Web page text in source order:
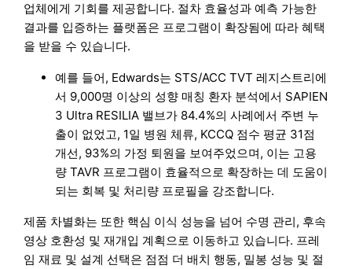
업체에게 기회를 제공합니다. 절차 효율성과 예측 가능한
결과를 입증하는 플랫폼은 프로그램이 확장됨에 따라 혜택
을 받을 수 있습니다.
예를 들어, Edwards는 STS/ACC TVT 레지스트리에
서 9,000명 이상의 성향 매칭 환자 분석에서 SAPIEN
3 Ultra RESILIA 밸브가 84.4%의 사례에서 주변 누
출이 없었고, 1일 병원 체류, KCCQ 점수 평균 31점
개선, 93%의 가정 퇴원을 보여주었으며, 이는 고용
량 TAVR 프로그램이 효율적으로 확장하는 데 도움이
되는 회복 및 처리량 프로필을 강조합니다.
제품 차별화는 또한 핵심 이식 성능을 넘어 수명 관리, 후속
영상 호환성 및 재개입 계획으로 이동하고 있습니다. 프레
임 재료 및 설계 선택은 점점 더 배치 행동, 밀봉 성능 및 절